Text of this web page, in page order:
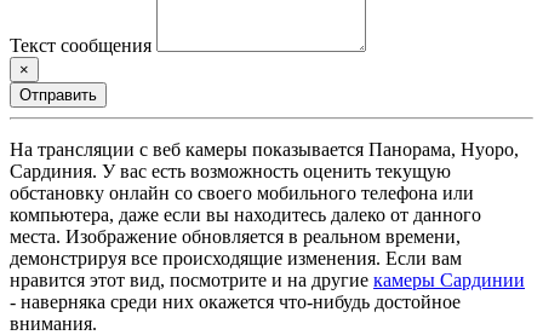
Текст сообщения
×
Отправить
На трансляции с веб камеры показывается Панорама, Нуоро,
Сардиния. У вас есть возможность оценить текущую
обстановку онлайн со своего мобильного телефона или
компьютера, даже если вы находитесь далеко от данного
места. Изображение обновляется в реальном времени,
демонстрируя все происходящие изменения. Если вам
нравится этот вид, посмотрите и на другие камеры Сардинии
- наверняка среди них окажется что-нибудь достойное
внимания.